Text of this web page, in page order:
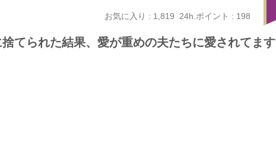
お気に入り : 1,819 24h.ポイント : 198
てられた結果、愛が重めの夫たちに愛されてます